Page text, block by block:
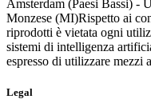
Amsterdam (Paesi Bassi) -
Monzese (MI)Rispetto ai
riprodotti è vietata ogni
sistemi di intelligenza
espresso di utilizzare mezzi
Legal